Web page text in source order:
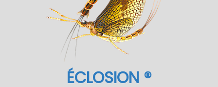
ÉCLOSION ®